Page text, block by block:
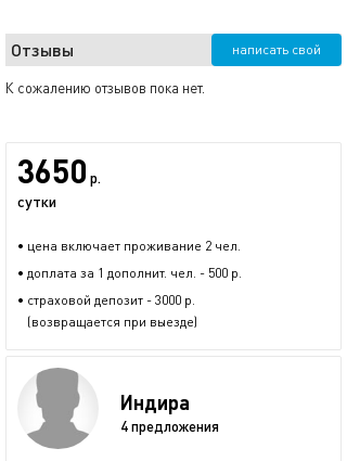
Отзывы написать свой
К сожалению отзывов пока нет.
3650 р.
сутки
• цена включает проживание 2 чел.
• доплата за 1 дополнит. чел. - 500 р.
• страховой депозит - 3000 р.
(возвращается при выезде)
Индира
4 предложения